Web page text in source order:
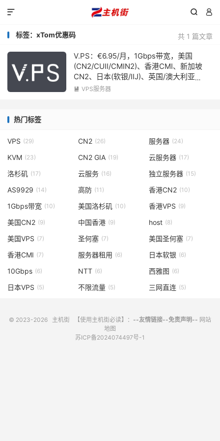
 

共 1 篇文章
标签：xTom优惠码
V.PS：€6.95/月，1Gbps带宽，美国
(CN2/CUII/CMIN2)、香港CMI、新加坡
CN2、日本(软银/IIJ)、英国/澳大利亚
CUII、德国/荷兰/CN2+CUII
 VPS服务器
热门标签
VPS (29) CN2 (26) 服务器 (24)
KVM (23) CN2 GIA (19) 云服务器 (17)
洛杉矶 (17) 云服务 (16) 独立服务器 (15)
AS9929 (14) 高防 (11) 香港CN2 (10)
1Gbps带宽 (10) 美国洛杉矶 (10) 香港VPS (9)
美国CN2 (9) 中国香港 (9) host (8)
美国VPS (7) 圣何塞 (7) 美国圣何塞 (7)
香港CMI (7) 服务器租用 (6) 日本软银 (6)
10Gbps (6) NTT (6) 西雅图 (6)
日本VPS (5) 不限流量 (5) 三网直连 (5)
© 2023-2026 主机街 【使用主机街必读】： --友情链接--免责声明-- 网站
地图
苏ICP备2024074497号-1